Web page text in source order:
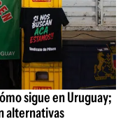
sigue en Uruguay;
alternativas